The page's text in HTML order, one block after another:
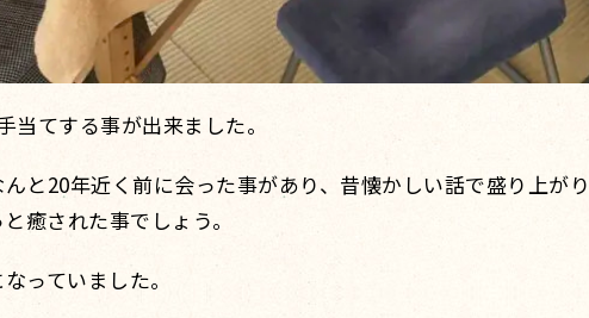
てする事が出来ました。
と20年近く前に会った事があり、昔懐かしい話で盛り上が
癒された事でしょう。
っていました。